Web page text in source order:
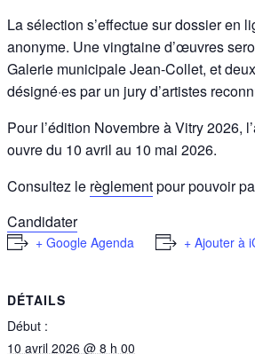
La sélection s’effectue sur dossier en
anonyme. Une vingtaine d’œuvres
Galerie municipale Jean-Collet, et
désigné·es par un jury d’artistes
Pour l’édition Novembre à Vitry 2026,
ouvre du 10 avril au 10 mai 2026.
Consultez le règlementpour pouvoir
Candidater
+ Google Agenda + Ajouter à
DÉTAILS
Début :
10 avril 2026 @ 8 h 00